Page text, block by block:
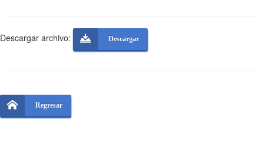
Descargar archivo: Descargar
Regresar